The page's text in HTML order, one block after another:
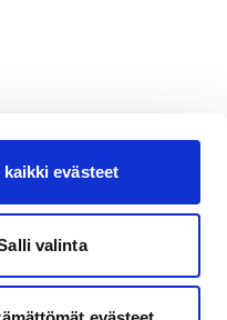
kaikki evästeet
valinta